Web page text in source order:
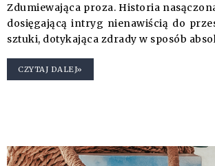
Zdumiewająca proza. Historia
dosięgającą intryg nienawiścią do
sztuki, dotykająca zdrady w sposób
CZYTAJ DALEJ»